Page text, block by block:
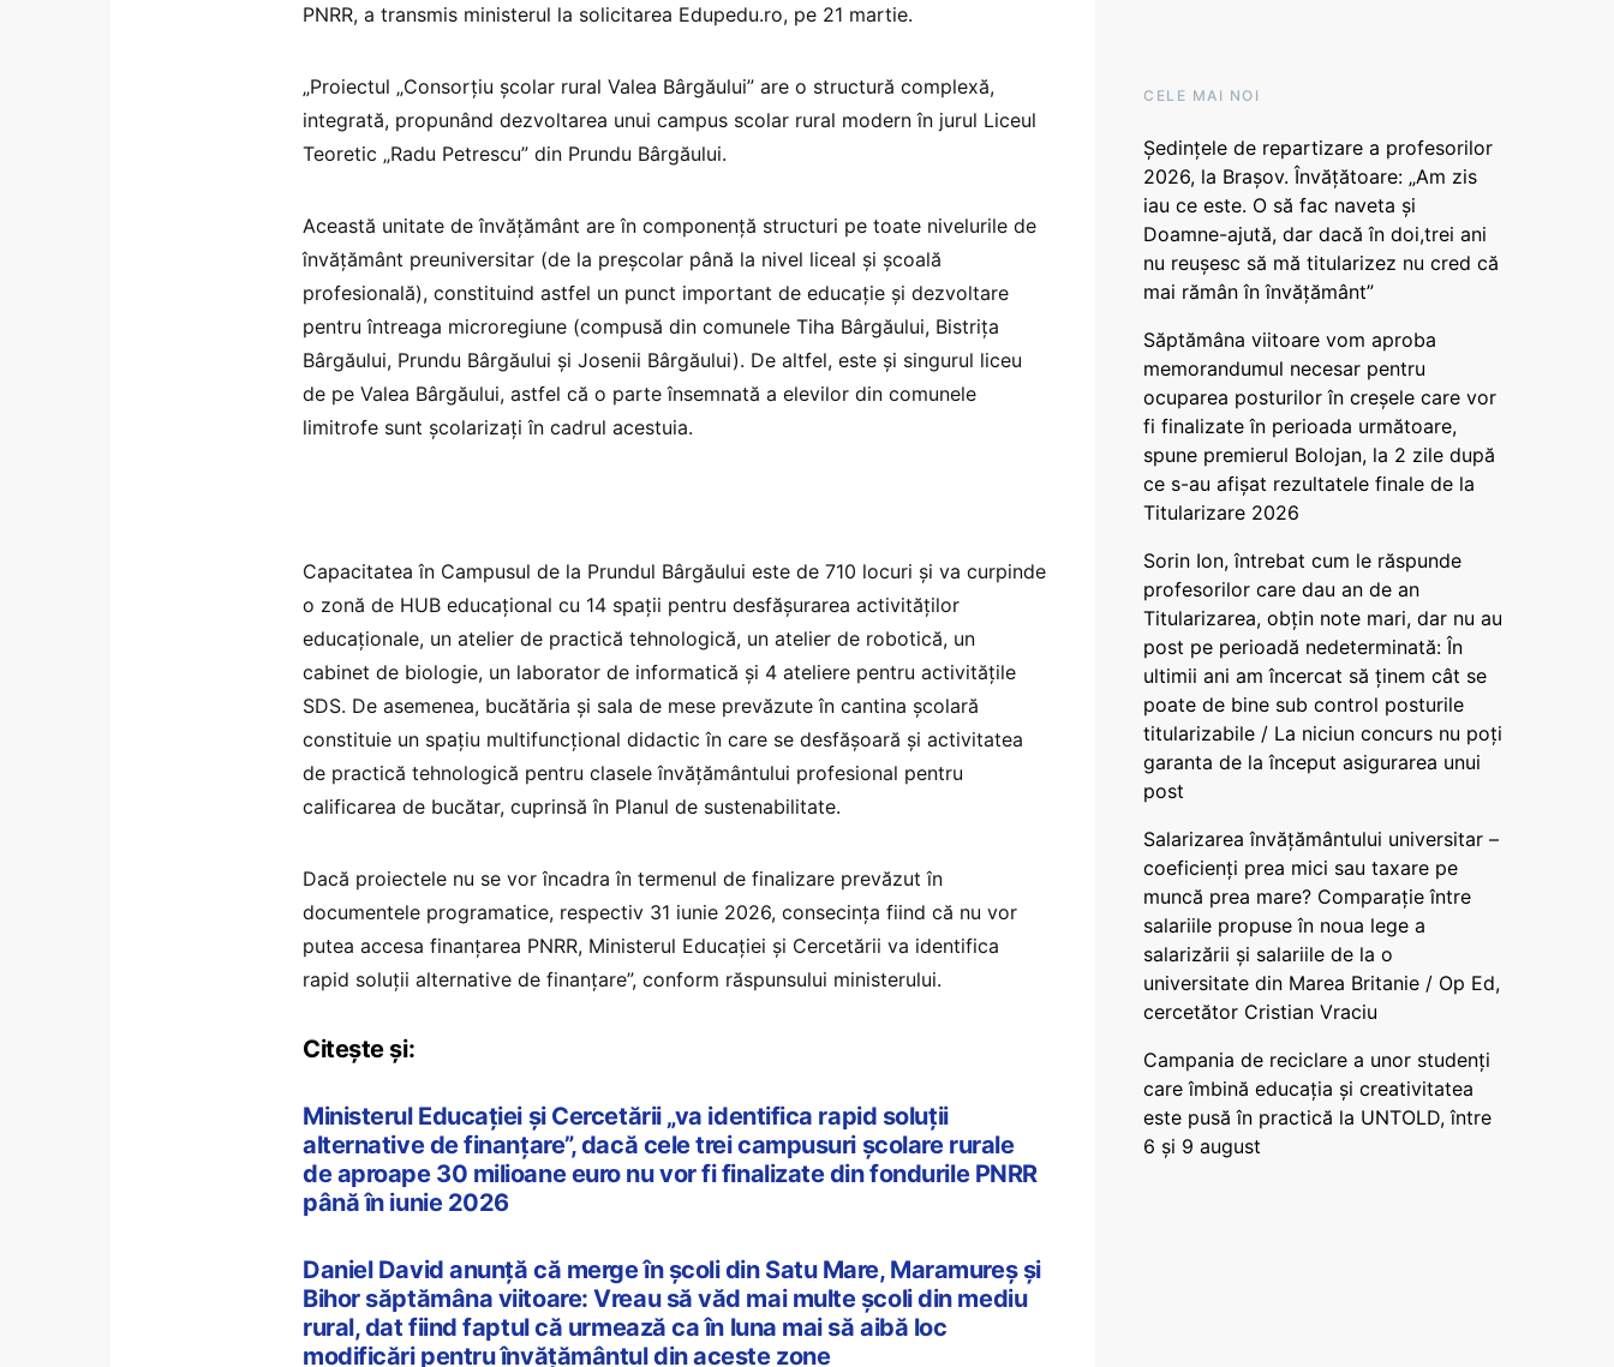
PNRR, a transmis ministerul la solicitarea Edupedu.ro, pe 21 martie.
„Proiectul „Consorțiu școlar rural Valea Bârgăului” are o structură complexă,
integrată, propunând dezvoltarea unui campus scolar rural modern în jurul Liceul
Teoretic „Radu Petrescu” din Prundu Bârgăului.
Această unitate de învățământ are în componență structuri pe toate nivelurile de
învățământ preuniversitar (de la preșcolar până la nivel liceal și școală
profesională), constituind astfel un punct important de educație și dezvoltare
pentru întreaga microregiune (compusă din comunele Tiha Bârgăului, Bistrița
Bârgăului, Prundu Bârgăului și Josenii Bârgăului). De altfel, este și singurul liceu
de pe Valea Bârgăului, astfel că o parte însemnată a elevilor din comunele
limitrofe sunt școlarizați în cadrul acestuia.
Capacitatea în Campusul de la Prundul Bârgăului este de 710 locuri și va curpinde
o zonă de HUB educațional cu 14 spații pentru desfășurarea activităților
educaționale, un atelier de practică tehnologică, un atelier de robotică, un
cabinet de biologie, un laborator de informatică și 4 ateliere pentru activitățile
SDS. De asemenea, bucătăria și sala de mese prevăzute în cantina școlară
constituie un spațiu multifuncțional didactic în care se desfășoară și activitatea
de practică tehnologică pentru clasele învățământului profesional pentru
calificarea de bucătar, cuprinsă în Planul de sustenabilitate.
Dacă proiectele nu se vor încadra în termenul de finalizare prevăzut în
documentele programatice, respectiv 31 iunie 2026, consecința fiind că nu vor
putea accesa finanțarea PNRR, Ministerul Educației și Cercetării va identifica
rapid soluții alternative de finanțare”, conform răspunsului ministerului.
Citește și:
Ministerul Educației și Cercetării „va identifica rapid soluții
alternative de finanțare”, dacă cele trei campusuri școlare rurale
de aproape 30 milioane euro nu vor fi finalizate din fondurile PNRR
până în iunie 2026
Daniel David anunță că merge în școli din Satu Mare, Maramureș și
Bihor săptămâna viitoare: Vreau să văd mai multe școli din mediu
rural, dat fiind faptul că urmează ca în luna mai să aibă loc
modificări pentru învățământul din aceste zone
CELE MAI NOI
Ședințele de repartizare a profesorilor
2026, la Brașov. Învățătoare: „Am zis
iau ce este. O să fac naveta și
Doamne-ajută, dar dacă în doi,trei ani
nu reușesc să mă titularizez nu cred că
mai rămân în învățământ”
Săptămâna viitoare vom aproba
memorandumul necesar pentru
ocuparea posturilor în creșele care vor
fi finalizate în perioada următoare,
spune premierul Bolojan, la 2 zile după
ce s-au afișat rezultatele finale de la
Titularizare 2026
Sorin Ion, întrebat cum le răspunde
profesorilor care dau an de an
Titularizarea, obțin note mari, dar nu au
post pe perioadă nedeterminată: În
ultimii ani am încercat să ținem cât se
poate de bine sub control posturile
titularizabile / La niciun concurs nu poți
garanta de la început asigurarea unui
post
Salarizarea învățământului universitar –
coeficienți prea mici sau taxare pe
muncă prea mare? Comparație între
salariile propuse în noua lege a
salarizării și salariile de la o
universitate din Marea Britanie / Op Ed,
cercetător Cristian Vraciu
Campania de reciclare a unor studenți
care îmbină educația și creativitatea
este pusă în practică la UNTOLD, între
6 și 9 august